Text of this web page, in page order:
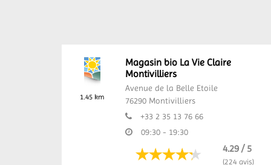
1.45 km
Magasin bio La Vie Claire
Montivilliers
Avenue de la Belle Etoile
76290 Montivilliers
+33 2 35 13 76 66
09:30 - 19:30
4.29 / 5
(224 avis)